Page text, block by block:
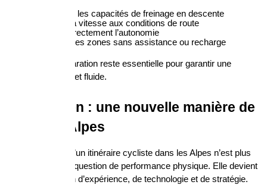
respecter les capacités de freinage en descente
adapter la vitesse aux conditions de route
gérer correctement l’autonomie
anticiper les zones sans assistance ou recharge
Une bonne préparation reste essentielle pour garantir une
expérience sûre et fluide.
Conclusion : une nouvelle manière de
vivre les Alpes
La planification d’un itinéraire cycliste dans les Alpes n’est plus
uniquement une question de performance physique. Elle devient
une combinaison d’expérience, de technologie et de stratégie.